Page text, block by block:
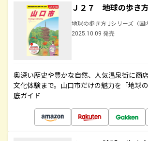
Ｊ２７ 地球の歩き
地球の歩き方 Jシリーズ（国
2025.10.09 発売
奥深い歴史や豊かな自然、人気温泉街に商
文化体験まで。山口市だけの魅力を「地球
底ガイド